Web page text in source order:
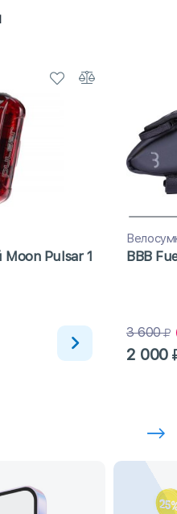
Pulsar 1 BBB
3 600
2 000